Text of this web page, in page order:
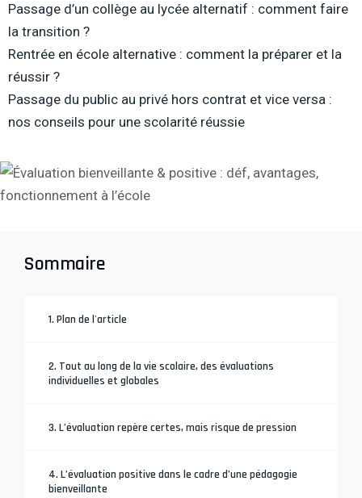
Passage d’un collège au lycée alternatif : comment faire
la transition ?
Rentrée en école alternative : comment la préparer et la
réussir ?
Passage du public au privé hors contrat et vice versa :
nos conseils pour une scolarité réussie
Sommaire
1. Plan de l'article
2. Tout au long de la vie scolaire, des évaluations
individuelles et globales
3. L’évaluation repère certes, mais risque de pression
4. L’évaluation positive dans le cadre d’une pédagogie
bienveillante